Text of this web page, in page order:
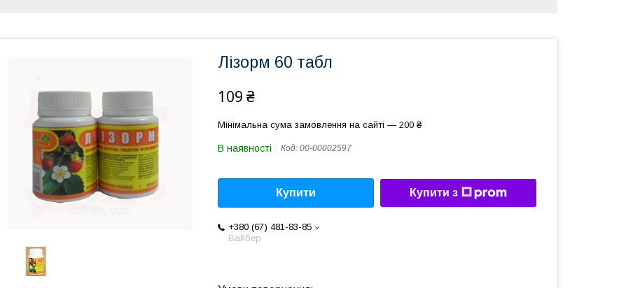
Лізорм 60 табл
109 ₴
Мінімальна сума замовлення на сайті — 200 ₴
В наявності Код: 00-00002597
Купити Купити з
+380 (67) 481-83-85
Вайбер